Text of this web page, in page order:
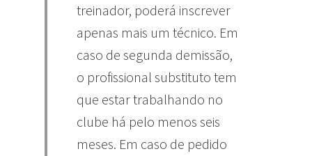
treinador, poderá inscrever
apenas mais um técnico. Em
caso de segunda demissão,
o profissional substituto tem
que estar trabalhando no
clube há pelo menos seis
meses. Em caso de pedido